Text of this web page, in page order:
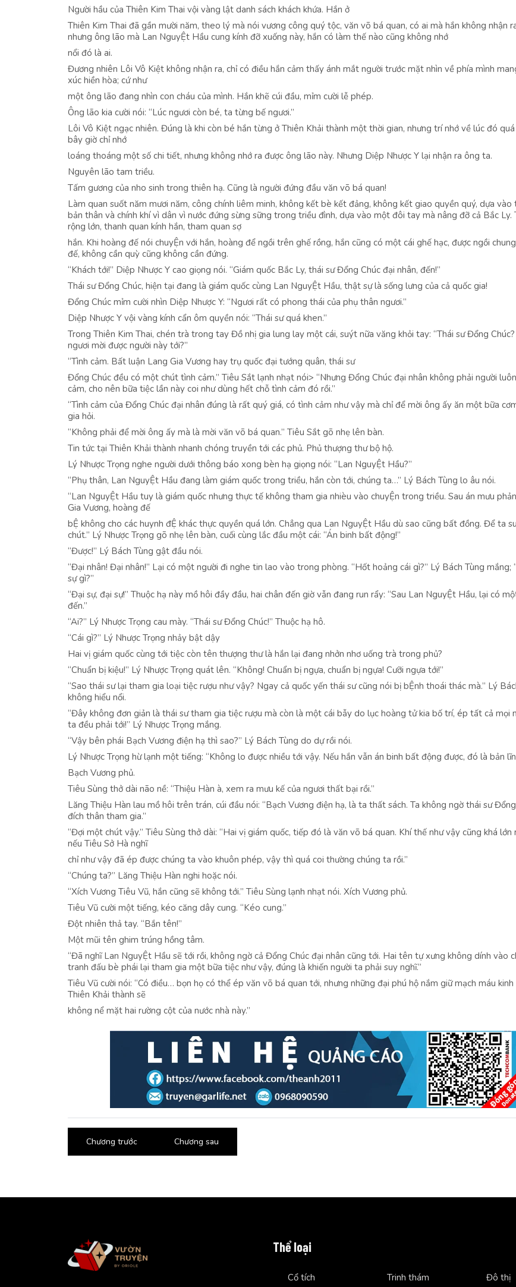
Người hầu của Thiên Kim Thai vội vàng lật danh sách khách khứa. Hắn ở
Thiên Kim Thai đã gần mười năm, theo lý mà nói vương công quý tộc, văn võ bá quan, có ai mà hắn không nhận
nhưng ông lão mà Lan NguyỆt Hầu cung kính đỡ xuống này, hắn có làm thế nào cũng không nhớ
nổi đó là ai.
Đương nhiên Lôi Vô Kiệt không nhận ra, chỉ có điều hắn cảm thấy ánh mắt người trước mặt nhìn về phía mình
xúc hiền hòa; cứ như
một ông lão đang nhìn con cháu của mình. Hắn khẽ cúi đầu, mỉm cười lễ phép.
Ông lão kia cười nói: “Lúc ngươi còn bé, ta từng bế ngươi.”
Lôi Vô Kiệt ngạc nhiên. Đúng là khi còn bé hắn từng ở Thiên Khải thành một thời gian, nhưng trí nhớ về lúc đó
bây giờ chỉ nhớ
loáng thoáng một số chi tiết, nhưng không nhớ ra được ông lão này. Nhưng Diệp Nhược Y lại nhận ra ông ta.
Nguyên lão tam triều.
Tấm gương của nho sinh trong thiên hạ. Cũng là người đứng đầu văn võ bá quan!
Làm quan suốt năm mươi năm, công chính liêm minh, không kết bè kết đảng, không kết giao quyền quý, dựa vào
bản thân và chính khí vì dân vì nước đứng sừng sững trong triều đình, dựa vào một đôi tay mà nâng đỡ cả Bắc Ly.
rộng lớn, thanh quan kính hắn, tham quan sợ
hắn. Khi hoàng đế nói chuyỆn với hắn, hoàng để ngồi trên ghế rồng, hắn cũng có một cái ghế hạc, được ngồi
đế, không cần quỳ cũng không cần đứng.
“Khách tới!” Diệp Nhược Y cao giọng nói. “Giám quốc Bắc Ly, thái sư Đổng Chúc đại nhân, đến!”
Thái sư Đổng Chúc, hiện tại đang là giám quốc cùng Lan NguyỆt Hầu, thật sự là sống lưng của cả quốc gia!
Đổng Chúc mỉm cười nhìn Diệp Nhược Y: “Ngươi rất có phong thái của phụ thân ngươi.”
Diệp Nhược Y vội vàng kính cẩn ôm quyền nói: “Thái sư quá khen.”
Trong Thiên Kim Thai, chén trà trong tay Đồ nhị gia lung lay một cái, suýt nữa văng khỏi tay: “Thái sư Đổng
ngươi mời được người này tới?”
“Tình cảm. Bất luận Lang Gia Vương hay trụ quốc đại tướng quân, thái sư
Đổng Chúc đều có một chút tình cảm.” Tiêu Sắt lạnh nhạt nói> “Nhưng Đổng Chúc đại nhân không phải người
cảm, cho nên bữa tiệc lần này coi như dùng hết chỗ tình cảm đó rồi.”
“Tình cảm của Đổng Chúc đại nhân đúng là rất quý giá, có tình cảm như vậy mà chỉ để mời ông ấy ăn một bữa
gia hỏi.
“Không phải để mời ông ấy mà là mời văn võ bá quan.” Tiêu Sắt gõ nhẹ lên bàn.
Tin tức tại Thiên Khải thành nhanh chóng truyền tới các phủ. Phủ thượng thư bộ hộ.
Lý Nhược Trọng nghe người dưới thông báo xong bèn hạ giọng nói: “Lan NguyỆt Hầu?”
“Phụ thân, Lan NguyỆt Hầu đang làm giám quốc trong triều, hắn còn tới, chúng ta…” Lý Bách Tùng lo âu nói.
“Lan NguyỆt Hầu tuy là giám quốc nhưng thực tế không tham gia nhièu vào chuyỆn trong triều. Sau án mưu
Gia Vương, hoàng đế
bỆ không cho các huynh đỆ khác thực quyền quá lớn. Chẳng qua Lan NguyỆt Hầu dù sao cũng bất đồng. Để ta
chút.” Lý Nhược Trọng gõ nhẹ lên bàn, cuối cùng lắc đầu một cái: “Án binh bất động!”
“Được!” Lý Bách Tùng gật đầu nói.
“Đại nhân! Đại nhân!” Lại có một người đi nghe tin lao vào trong phòng. “Hốt hoảng cái gì?” Lý Bách Tùng mắng;
sự gì?”
“Đại sự, đại sự!” Thuộc hạ này mồ hôi đầy đầu, hai chân đến giờ vẫn đang run rẩy: “Sau Lan NguyỆt Hầu, lại có
đến.”
“Ai?” Lý Nhược Trọng cau mày. “Thái sư Đổng Chúc!” Thuộc hạ hô.
“Cái gì?” Lý Nhược Trọng nhảy bật dậy
Hai vị giám quốc cùng tới tiệc còn tên thượng thư là hắn lại đang nhởn nhơ uống trà trong phủ?
“Chuẩn bị kiệu!” Lý Nhược Trọng quát lên. “Không! Chuẩn bị ngựa, chuẩn bị ngựa! Cưỡi ngựa tới!”
“Sao thái sư lại tham gia loại tiệc rượu như vậy? Ngay cả quốc yến thái sư cũng nói bị bỆnh thoái thác mà.” Lý
không hiểu nổi.
“Đây không đơn giản là thái sư tham gia tiệc rượu mà còn là một cái bẫy do lục hoàng tử kia bố trí, ép tất cả mọi
ta đều phải tới!” Lý Nhược Trọng mắng.
“Vậy bên phái Bạch Vương điện hạ thì sao?” Lý Bách Tùng do dự rồi nói.
Lý Nhược Trọng hừ lạnh một tiếng: “Không lo được nhiều tới vậy. Nếu hắn vẫn án binh bất động được, đó là bản
Bạch Vương phủ.
Tiêu Sùng thở dài não nề: “Thiệu Hàn à, xem ra mưu kế của ngươi thất bại rồi.”
Lăng Thiệu Hàn lau mồ hôi trên trán, cúi đầu nói: “Bạch Vương điện hạ, là ta thất sách. Ta không ngờ thái sư
đích thân tham gia.”
“Đợi một chút vậy.” Tiêu Sùng thở dài: “Hai vị giám quốc, tiếp đó là văn võ bá quan. Khí thế như vậy cũng khá lớn
nếu Tiêu Sở Hà nghĩ
chỉ như vậy đã ép được chúng ta vào khuôn phép, vậy thì quá coi thường chúng ta rồi.”
“Chúng ta?” Lăng Thiệu Hàn nghi hoặc nói.
“Xích Vương Tiêu Vũ, hắn cũng sẽ không tới.” Tiêu Sùng lạnh nhạt nói. Xích Vương phủ.
Tiêu Vũ cười một tiếng, kéo căng dây cung. “Kéo cung.”
Đột nhiên thả tay. “Bắn tên!”
Một mũi tên ghim trúng hồng tâm.
“Đã nghĩ Lan NguyỆt Hầu sẽ tới rồi, không ngờ cả Đổng Chúc đại nhân cũng tới. Hai tên tự xưng không dính vào
tranh đấu bè phái lại tham gia một bữa tiệc như vậy, đúng là khiến người ta phải suy nghĩ.”
Tiêu Vũ cười nói: “Có điều… bọn họ có thể ép văn võ bá quan tới, nhưng những đại phú hộ nắm giữ mạch máu kinh
Thiên Khải thành sẽ
không nể mặt hai rường cột của nước nhà này.”
Chương trước Chương sau
Thể loại
Cổ tích Trinh thám Đô thị